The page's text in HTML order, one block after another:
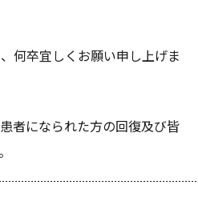
何卒宜しくお願い申し上げま
者になられた方の回復及び皆